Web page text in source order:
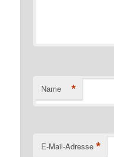
Name *
E-Mail-Adresse *